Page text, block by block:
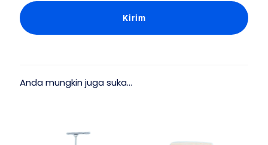
Anda mungkin juga suka…